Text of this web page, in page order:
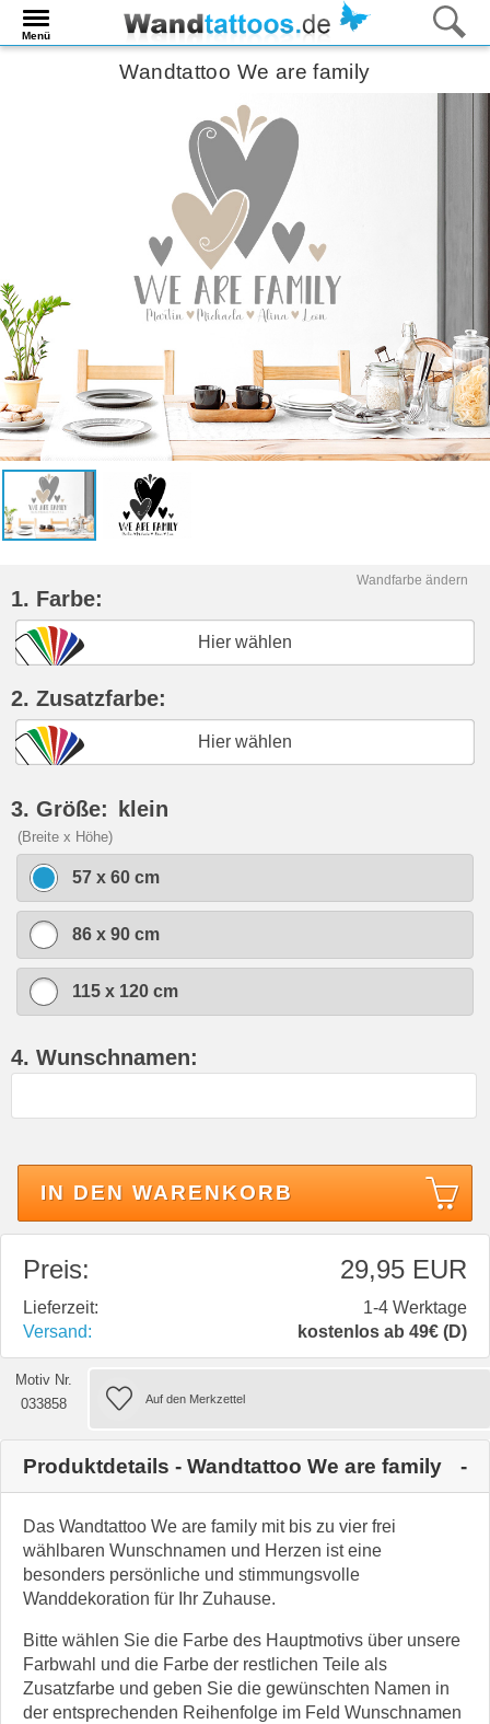
Menü
Wandtattoo We are family
Wandfarbe ändern
1. Farbe:
Hier wählen
2. Zusatzfarbe:
Hier wählen
3. Größe: klein
(Breite x Höhe)
57 x 60 cm
86 x 90 cm
115 x 120 cm
4. Wunschnamen:
IN DEN WARENKORB
Preis: 29,95 EUR
Lieferzeit:
1-4 Werktage
Versand:
kostenlos ab 49€ (D)
Motiv Nr.
033858
Produktdetails - Wandtattoo We are family
Das Wandtattoo We are family mit bis zu vier frei
wählbaren Wunschnamen und Herzen ist eine
besonders persönliche und stimmungsvolle
Wanddekoration für Ihr Zuhause.
Bitte wählen Sie die Farbe des Hauptmotivs über unsere
Farbwahl und die Farbe der restlichen Teile als
Zusatzfarbe und geben Sie die gewünschten Namen in
der entsprechenden Reihenfolge im Feld Wunschnamen